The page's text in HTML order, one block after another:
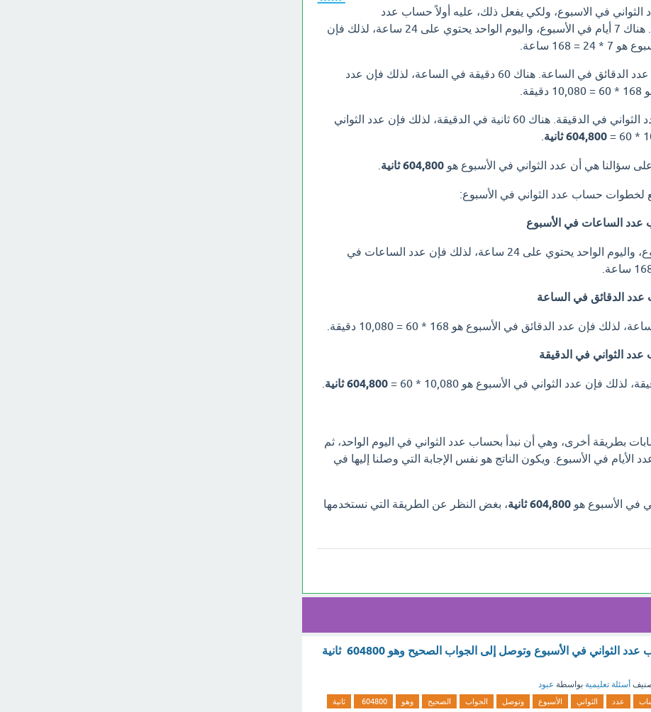
في الاسبوع، ولكي يفعل ذلك، عليه أولاً حساب عدد
الساعات في الأسبوع. هناك 7 أيام في الأسبوع، واليوم الواحد يحتوي على 24 ساعة، لذلك فإن
168 ساعة.
بعد ذلك، عليه حساب عدد الدقائق في الساعة. هناك 60 دقيقة في الساعة، لذلك فإن عدد
أخيرًا، عليه حساب عدد الثواني في الدقيقة. هناك 60 ثانية في الدقيقة، لذلك فإن عدد الثواني
604,800 ثانية
على سؤالنا هي أن عدد الثواني في الأسبوع هو 604,800 ثانية
لخطوات حساب عدد الثواني في الأسبوع:
عدد الساعات في الأسبوع
هناك 7 أيام في الأسبوع، واليوم الواحد يحتوي على 24 ساعة، لذلك فإن عدد الساعات في
عدد الدقائق في الساعة
عدد الثواني في الدقيقة
604,800 ثانية
بطريقة أخرى، وهي أن نبدأ بحساب عدد الثواني في اليوم الواحد، ثم
الأيام في الأسبوع. ويكون الناتج هو نفس الإجابة التي وصلنا إليها في
في الأسبوع هو 604,800 ثانية
، بغض النظر عن الطريقة التي نستخدمها
أراد فيصل حساب عدد الثواني في الأسبوع وتوصل إلى الجواب الصحيح وهو 604800 ثانية
أسئلة تعليمية بواسطة عبود
عدد الثواني الأسبوع وتوصل الجواب الصحيح وهو 604800 ثانية